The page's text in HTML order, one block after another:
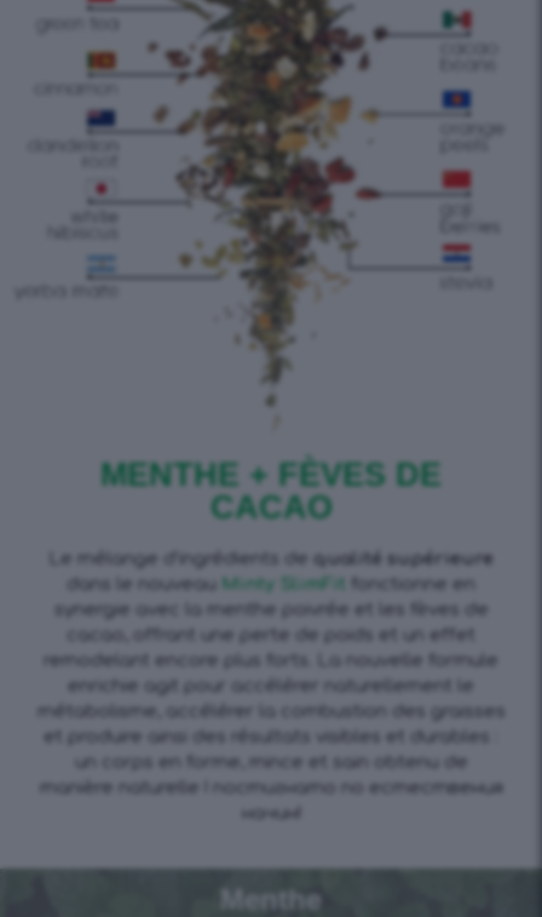
MENTHE + FÈVES DE
CACAO
Le mélange d’ingrédients de
qualité supérieure
dans le nouveau
Minty SlimFit
fonctionne en
synergie avec la menthe poivrée et les fèves de
cacao, offrant une perte de poids et un effet
remodelant encore plus forts. La nouvelle formule
enrichie agit pour accélérer naturellement le
métabolisme, accélérer la combustion des graisses
et produire ainsi des résultats visibles et durables :
un corps en forme, mince et sain obtenu de
manière naturelle ! постигнато по естествения
начин!
Menthe